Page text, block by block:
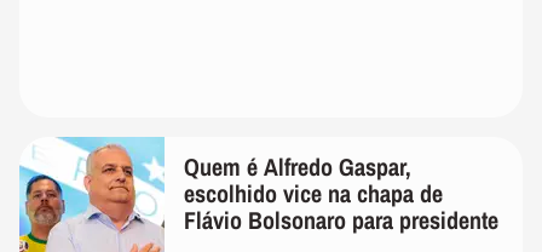
Quem é Alfredo Gaspar,
escolhido vice na chapa de
Flávio Bolsonaro para presidente